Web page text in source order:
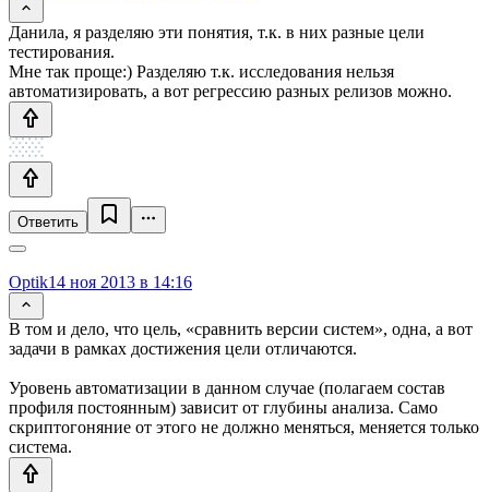
Данила, я разделяю эти понятия, т.к. в них разные цели
тестирования.
Мне так проще:) Разделяю т.к. исследования нельзя
автоматизировать, а вот регрессию разных релизов можно.
Ответить
Optik14 ноя 2013 в 14:16
В том и дело, что цель, «сравнить версии систем», одна, а вот
задачи в рамках достижения цели отличаются.
Уровень автоматизации в данном случае (полагаем состав
профиля постоянным) зависит от глубины анализа. Само
скриптогоняние от этого не должно меняться, меняется только
система.